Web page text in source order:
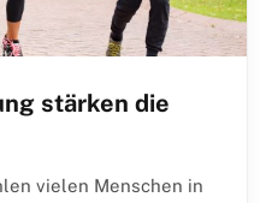
stärken die
vielen Menschen in